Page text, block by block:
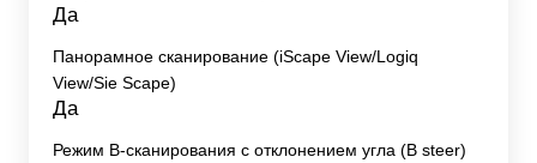
Да
Панорамное сканирование (iScape View/Logiq
View/Sie Scape)
Да
Режим B-сканирования с отклонением угла (B steer)